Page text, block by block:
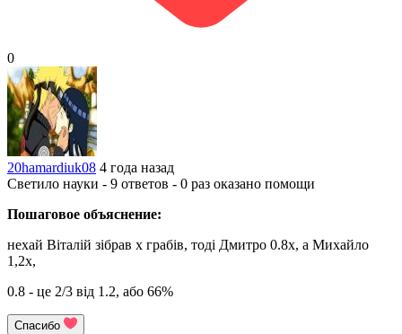
0
20hamardiuk08 4 года назад
Светило науки - 9 ответов - 0 раз оказано помощи
Пошаговое объяснение:
нехай Віталій зібрав х грабів, тоді Дмитро 0.8х, а Михайло
1,2х,
0.8 - це 2/3 від 1.2, або 66%
Спасибо